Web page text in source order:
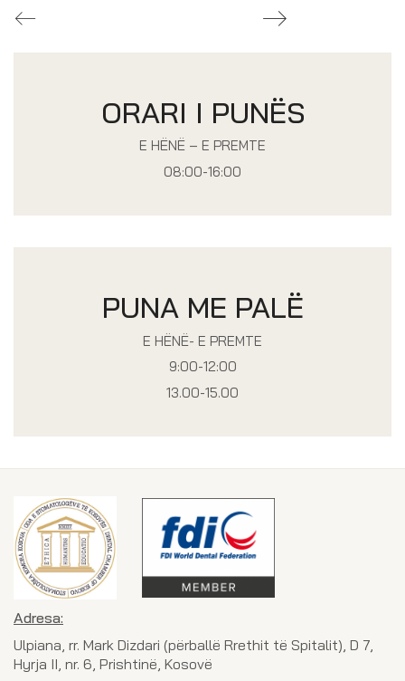
ORARI I PUNËS
E HËNË – E PREMTE
08:00-16:00
PUNA ME PALË
E HËNË- E PREMTE
9:00-12:00
13.00-15.00
Adresa:
Ulpiana, rr. Mark Dizdari (përballë Rrethit të Spitalit), D 7,
Hyrja II, nr. 6, Prishtinë, Kosovë